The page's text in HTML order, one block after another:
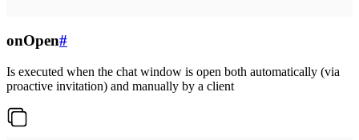
onOpen#
Is executed when the chat window is open both automatically (via
proactive invitation) and manually by a client